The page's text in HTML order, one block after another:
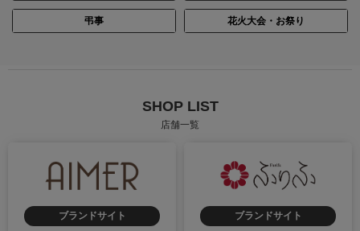
弔事 花火大会・お祭り
SHOP LIST
店舗一覧
ブランドサイト ブランドサイト